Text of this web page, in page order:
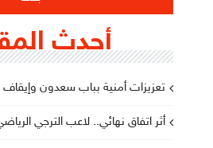
أحدث
تعزيزات أمنية بباب سعدون وإيقاف
أثر اتفاق نهائي.. لاعب الترجي